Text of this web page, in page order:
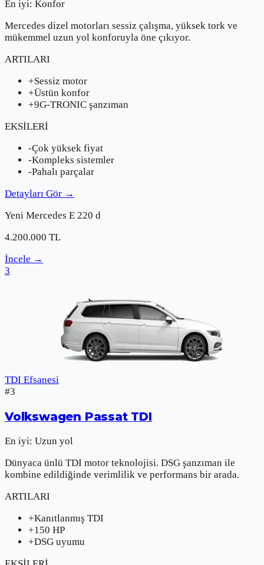
En iyi: Konfor
Mercedes dizel motorları sessiz çalışma, yüksek tork ve
mükemmel uzun yol konforuyla öne çıkıyor.
ARTILARI
+Sessiz motor
+Üstün konfor
+9G-TRONIC şanzıman
EKSİLERİ
-Çok yüksek fiyat
-Kompleks sistemler
-Pahalı parçalar
Detayları Gör →
Yeni Mercedes E 220 d
4.200.000 TL
İncele →
3
TDI Efsanesi
#3
Volkswagen Passat TDI
En iyi: Uzun yol
Dünyaca ünlü TDI motor teknolojisi. DSG şanzıman ile
kombine edildiğinde verimlilik ve performans bir arada.
ARTILARI
+Kanıtlanmış TDI
+150 HP
+DSG uyumu